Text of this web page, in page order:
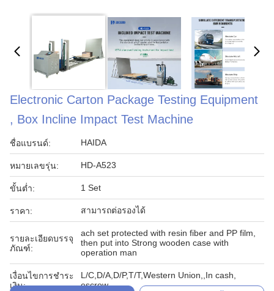
Electronic Carton Package Testing Equipment
, Box Incline Impact Test Machine
ชื่อแบรนด์: HAIDA
หมายเลขรุ่น: HD-A523
ขั้นต่ำ: 1 Set
ราคา: สามารถต่อรองได้
รายละเอียดบรรจุ
ภัณฑ์:
ach set protected with resin fiber and PP film,
then put into Strong wooden case with
operation man
เงื่อนไขการชำระ
เงิน:
L/C,D/A,D/P,T/T,Western Union,,In cash,
escrow